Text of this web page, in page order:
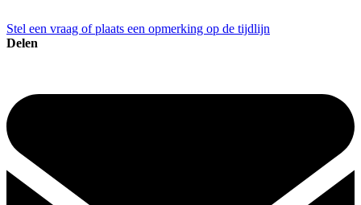
Stel een vraag of plaats een opmerking op de tijdlijn
Delen